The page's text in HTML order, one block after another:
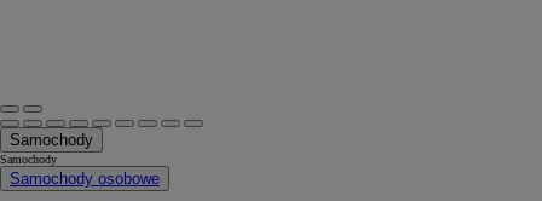
Samochody
Samochody
Samochody osobowe